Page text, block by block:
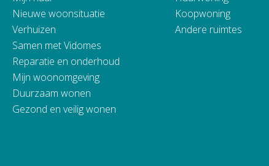
Nieuwe woonsituatie
Verhuizen
Samen met Vidomes
Reparatie en onderhoud
Mijn woonomgeving
Duurzaam wonen
Gezond en veilig wonen
Koopwoning
Andere ruimtes